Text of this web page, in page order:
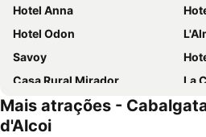
Hotel Anna
Hotel Odon
Savoy
Casa Rural Mirador
La
Hotel L'Estació
Eco Hotel con encanto Masía la Mota B&B
Mais atrações -
d'Alcoi